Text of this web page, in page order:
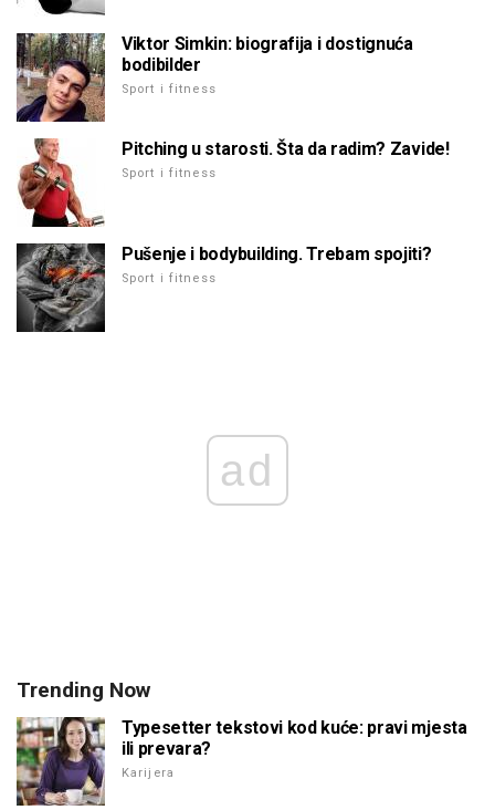
Viktor Simkin: biografija i dostignuća
bodibilder
Sport i fitness
Pitching u starosti. Šta da radim? Zavide!
Sport i fitness
Pušenje i bodybuilding. Trebam spojiti?
Sport i fitness
ad
Trending Now
Typesetter tekstovi kod kuće: pravi mjesta
ili prevara?
Karijera